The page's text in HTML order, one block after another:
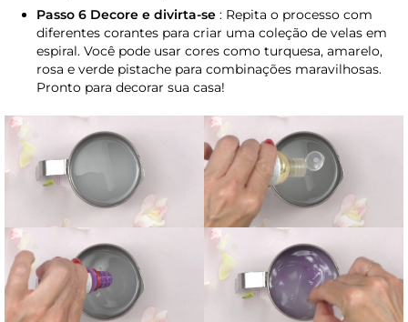
Passo 6 Decore e divirta-se : Repita o processo com
diferentes corantes para criar uma coleção de velas em
espiral. Você pode usar cores como turquesa, amarelo,
rosa e verde pistache para combinações maravilhosas.
Pronto para decorar sua casa!